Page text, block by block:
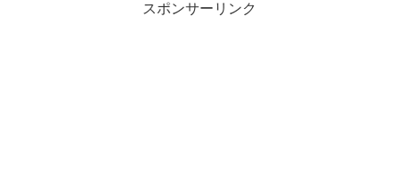
スポンサーリンク